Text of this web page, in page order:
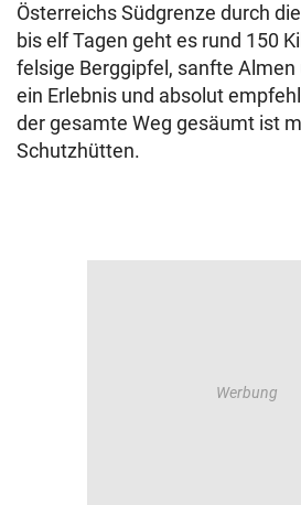
Österreichs Südgrenze durch
bis elf Tagen geht es rund 150
felsige Berggipfel, sanfte Almen
ein Erlebnis und absolut
der gesamte Weg gesäumt ist
Schutzhütten.